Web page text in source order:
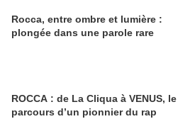
Rocca, entre ombre et lumière :
plongée dans une parole rare
ROCCA : de La Cliqua à VENUS, le
parcours d’un pionnier du rap